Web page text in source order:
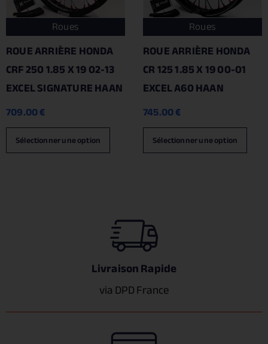
Roues
ROUE ARRIÈRE HONDA
CRF 250 1.85 X 19 02-13
EXCEL SIGNATURE HAAN
709.00€
Sélectionner une option
Roues
ROUE ARRIÈRE HONDA
CR 125 1.85 X 19 00-01
EXCEL A60 HAAN
745.00€
Sélectionner une option
Livraison Rapide
via DPD France